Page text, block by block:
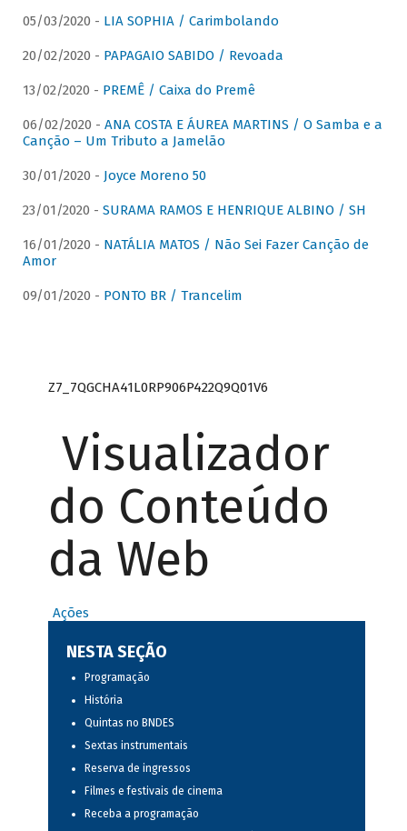
05/03/2020 - LIA SOPHIA / Carimbolando
20/02/2020 - PAPAGAIO SABIDO / Revoada
13/02/2020 - PREMÊ / Caixa do Premê
06/02/2020 - ANA COSTA E ÁUREA MARTINS / O Samba e a
Canção – Um Tributo a Jamelão
30/01/2020 - Joyce Moreno 50
23/01/2020 - SURAMA RAMOS E HENRIQUE ALBINO / SH
16/01/2020 - NATÁLIA MATOS / Não Sei Fazer Canção de
Amor
09/01/2020 - PONTO BR / Trancelim
Z7_7QGCHA41L0RP906P422Q9Q01V6
Visualizador
do Conteúdo
da Web
Ações
NESTA SEÇÃO
Programação
História
Quintas no BNDES
Sextas instrumentais
Reserva de ingressos
Filmes e festivais de cinema
Receba a programação